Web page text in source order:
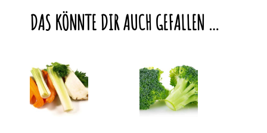
DAS KÖNNTE DIR AUCH GEFALLEN …